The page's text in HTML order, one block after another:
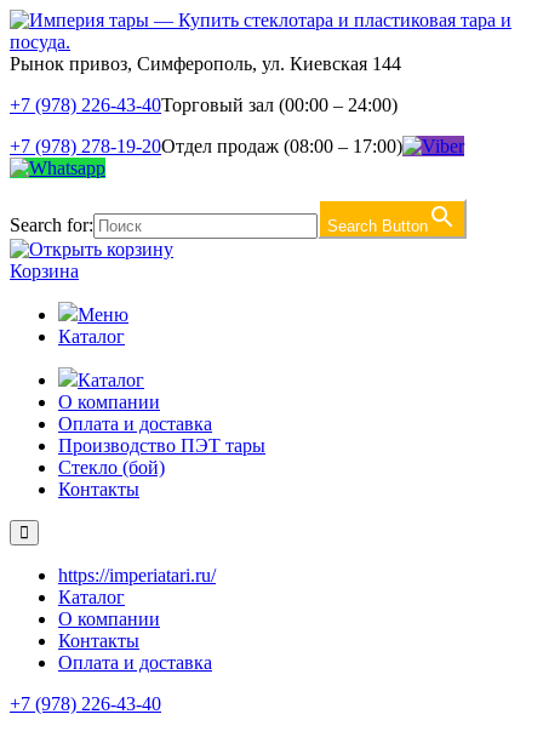
Рынок привоз, Симферополь, ул. Киевская 144
+7 (978) 226-43-40Торговый зал (00:00 – 24:00)
+7 (978) 278-19-20Отдел продаж (08:00 – 17:00)
Search for: Search Button
Корзина
Меню
Каталог
Каталог
О компании
Оплата и доставка
Производство ПЭТ тары
Стекло (бой)
Контакты
https://imperiatari.ru/
Каталог
О компании
Контакты
Оплата и доставка
+7 (978) 226-43-40